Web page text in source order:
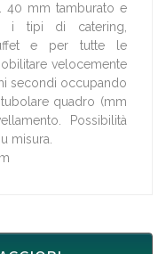
40 mm tamburato e
i tipi di catering,
e per tutte le
velocemente
secondi occupando
quadro (mm
Possibilità
misura.